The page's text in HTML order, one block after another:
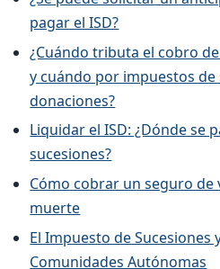
pagar el ISD?
¿Cuándo tributa el cobro
y cuándo por impuestos de
donaciones?
Liquidar el ISD: ¿Dónde se
sucesiones?
Cómo cobrar un seguro de
muerte
El Impuesto de Sucesiones
Comunidades Autónomas